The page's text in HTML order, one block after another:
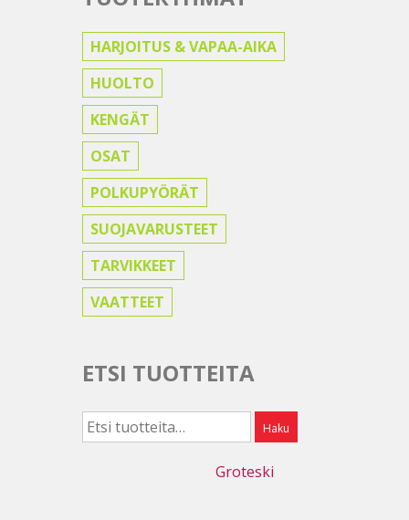
HARJOITUS & VAPAA-AIKA
HUOLTO
KENGÄT
OSAT
POLKUPYÖRÄT
SUOJAVARUSTEET
TARVIKKEET
VAATTEET
ETSI TUOTTEITA
Etsi: Haku
Groteski